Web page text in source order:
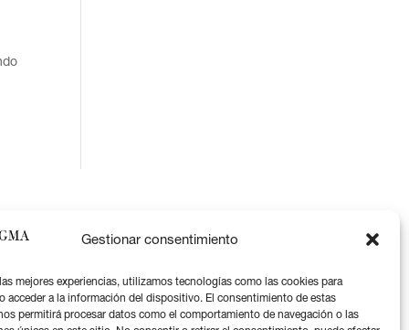
Gestionar consentimiento
mejores experiencias, utilizamos tecnologías como las cookies para
acceder a la información del dispositivo. El consentimiento de estas
permitirá procesar datos como el comportamiento de navegación o las
Aviso legal